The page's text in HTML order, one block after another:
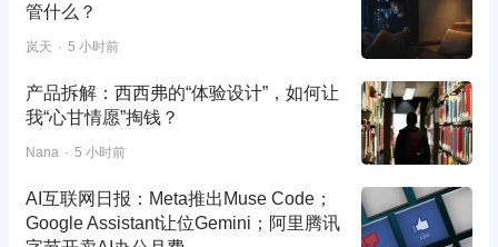
管什么？
岚天 5 小时前
产品拆解：西西弗的“体验设计”，如何让
我“心甘情愿”掏钱？
Nana 5 小时前
AI互联网日报：Meta推出Muse Code；
Google Assistant让位Gemini；阿里腾讯